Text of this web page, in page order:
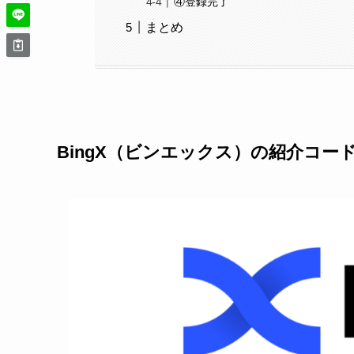
まとめ
BingX（ビンエックス）の紹介コー